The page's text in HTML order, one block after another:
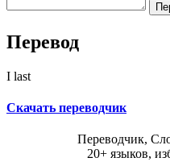
Перевод
I last
Скачать переводчик
Переводчик,
20+ языков,